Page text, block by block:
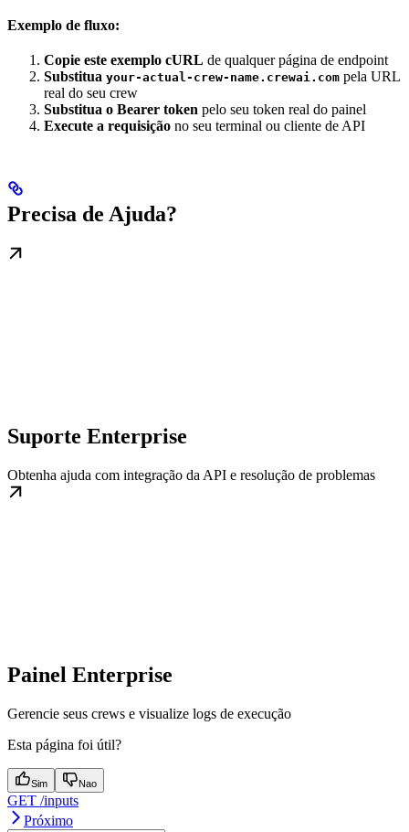
Exemplo de fluxo:
Copie este exemplo cURL de qualquer página de endpoint
Substitua your-actual-crew-name.crewai.com pela URL
real do seu crew
Substitua o Bearer token pelo seu token real do painel
Execute a requisição no seu terminal ou cliente de API
Precisa de Ajuda?
Suporte Enterprise
Obtenha ajuda com integração da API e resolução de problemas
Painel Enterprise
Gerencie seus crews e visualize logs de execução
Esta página foi útil?
Sim Nao
GET /inputs
Próximo